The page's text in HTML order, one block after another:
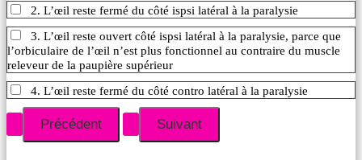
2. L’œil reste fermé du côté ispsi latéral à la paralysie
3. L’œil reste ouvert côté ispsi latéral à la paralysie, parce que
l’orbiculaire de l’œil n’est plus fonctionnel au contraire du muscle
releveur de la paupière supérieur
4. L’œil reste fermé du côté contro latéral à la paralysie